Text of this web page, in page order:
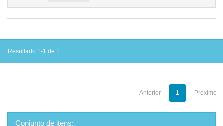
Resultado 1-1 de 1.
Anterior 1 Próximo
Conjunto de itens: